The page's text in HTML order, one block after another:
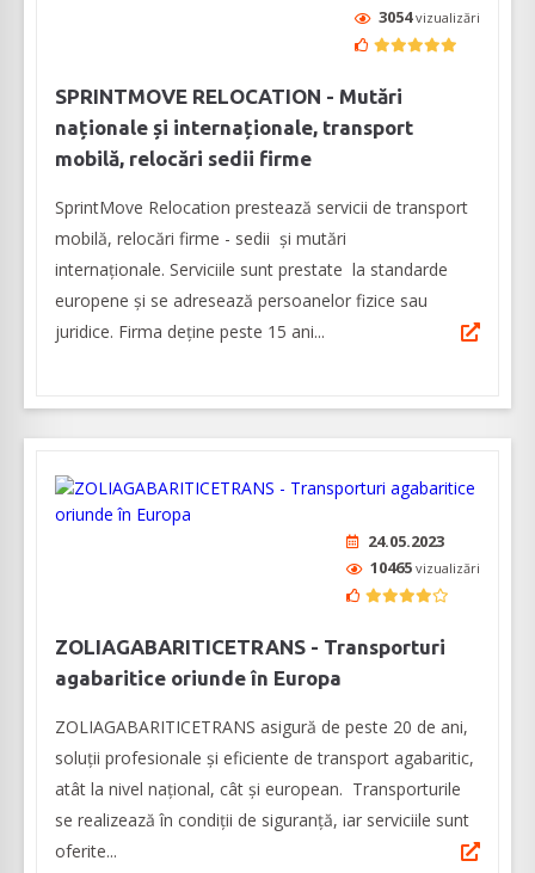
3054vizualizări
SPRINTMOVE RELOCATION - Mutări
naționale și internaționale, transport
mobilă, relocări sedii firme
SprintMove Relocation prestează servicii de transport
mobilă, relocări firme - sedii și mutări
internaționale. Serviciile sunt prestate la standarde
europene și se adresează persoanelor fizice sau
juridice. Firma deține peste 15 ani...
24.05.2023
10465 vizualizări
ZOLIAGABARITICETRANS - Transporturi
agabaritice oriunde în Europa
ZOLIAGABARITICETRANS asigură de peste 20 de ani,
soluții profesionale și eficiente de transport agabaritic,
atât la nivel național, cât și european. Transporturile
se realizează în condiții de siguranță, iar serviciile sunt
oferite...